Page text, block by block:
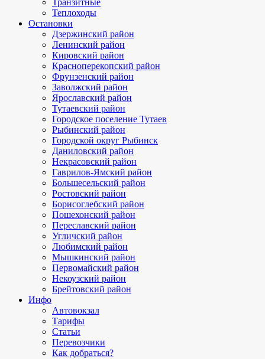
Транзитные
Теплоходы
Остановки
Дзержинский район
Ленинский район
Кировский район
Красноперекопский район
Фрунзенский район
Заволжский район
Ярославский район
Тутаевский район
Городское поселение Тутаев
Рыбинский район
Городской округ Рыбинск
Даниловский район
Некрасовский район
Гаврилов-Ямский район
Большесельский район
Ростовский район
Борисоглебский район
Пошехонский район
Переславский район
Угличский район
Любимский район
Мышкинский район
Первомайский район
Некоузский район
Брейтовский район
Инфо
Автовокзал
Тарифы
Статьи
Перевозчики
Как добраться?